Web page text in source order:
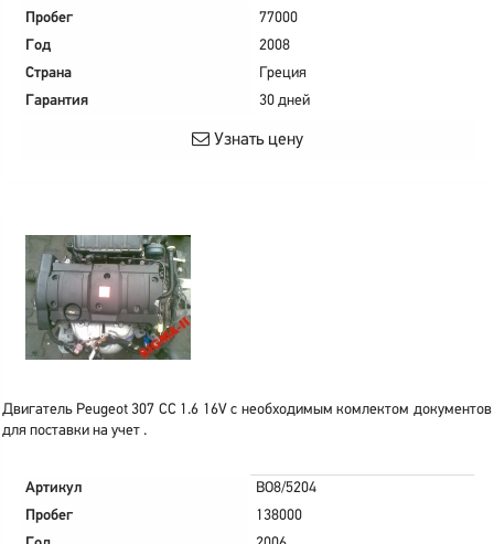
Пробег
77000
Год
2008
Страна
Греция
Гарантия
30 дней
Узнать цену
Двигатель Peugeot 307 CC 1.6 16V с необходимым комлектом документов
для поставки на учет .
Артикул
BO8/5204
Пробег
138000